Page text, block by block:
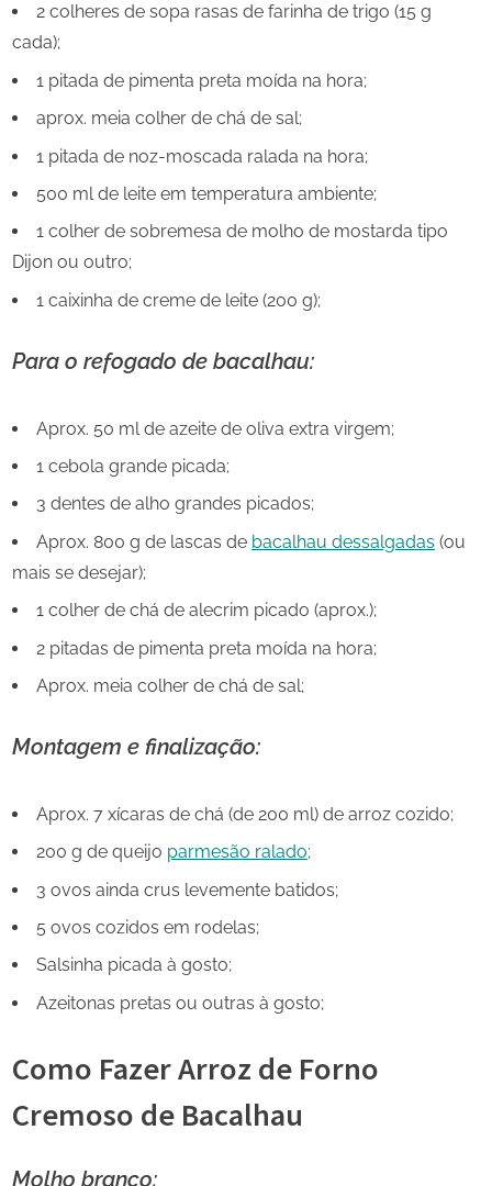
2 colheres de sopa rasas de farinha de trigo (15 g
cada);
1 pitada de pimenta preta moída na hora;
aprox. meia colher de chá de sal;
1 pitada de noz-moscada ralada na hora;
500 ml de leite em temperatura ambiente;
1 colher de sobremesa de molho de mostarda tipo
Dijon ou outro;
1 caixinha de creme de leite (200 g);
Para o refogado de bacalhau:
Aprox. 50 ml de azeite de oliva extra virgem;
1 cebola grande picada;
3 dentes de alho grandes picados;
Aprox. 800 g de lascas de bacalhau dessalgadas (ou
mais se desejar);
1 colher de chá de alecrim picado (aprox.);
2 pitadas de pimenta preta moída na hora;
Aprox. meia colher de chá de sal;
Montagem e finalização:
Aprox. 7 xícaras de chá (de 200 ml) de arroz cozido;
200 g de queijo parmesão ralado;
3 ovos ainda crus levemente batidos;
5 ovos cozidos em rodelas;
Salsinha picada à gosto;
Azeitonas pretas ou outras à gosto;
Como Fazer Arroz de Forno
Cremoso de Bacalhau
Molho branco: